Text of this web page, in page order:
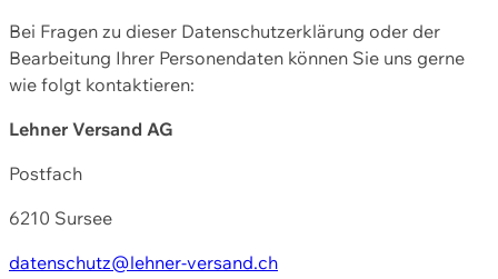
Bei Fragen zu dieser Datenschutzerklärung oder der
Bearbeitung Ihrer Personendaten können Sie uns gerne
wie folgt kontaktieren:
Lehner Versand AG
Postfach
6210 Sursee
datenschutz@lehner-versand.ch